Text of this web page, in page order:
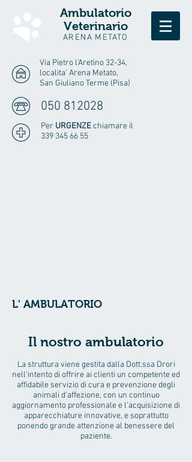
Ambulatorio
Veterinario
ARENA METATO
Via Pietro l'Aretino 32-34,
localita' Arena Metato,
San Giuliano Terme (Pisa)
050 812028
Per URGENZEchiamare il
339 345 66 55
L' AMBULATORIO
Il nostro ambulatorio
La struttura viene gestita dalla Dott.ssa Drori
nell'intento di offrire ai clienti un competente ed
affidabile servizio di cura e prevenzione degli
animali d'affezione, con un continuo
aggiornamento professionale e l'acquisizione di
apparecchiature innovative, e soprattutto
ponendo grande attenzione al benessere del
paziente.